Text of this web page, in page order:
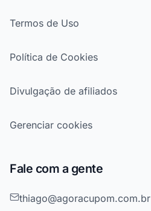
Termos de Uso
Política de Cookies
Divulgação de afiliados
Gerenciar cookies
Fale com a gente
thiago@agoracupom.com.br